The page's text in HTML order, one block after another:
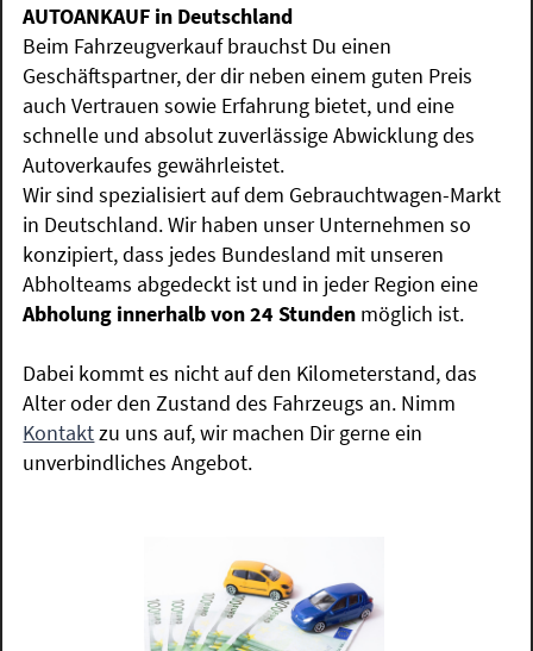
AUTOANKAUF in Deutschland
Beim Fahrzeugverkauf brauchst Du einen
Geschäftspartner, der dir neben einem guten Preis
auch Vertrauen sowie Erfahrung bietet, und eine
schnelle und absolut zuverlässige Abwicklung des
Autoverkaufes gewährleistet.
Wir sind spezialisiert auf dem Gebrauchtwagen-Markt
in Deutschland. Wir haben unser Unternehmen so
konzipiert, dass jedes Bundesland mit unseren
Abholteams abgedeckt ist und in jeder Region eine
Abholung innerhalb von 24 Stunden möglich ist.
Dabei kommt es nicht auf den Kilometerstand, das
Alter oder den Zustand des Fahrzeugs an. Nimm
Kontaktzu uns auf, wir machen Dir gerne ein
unverbindliches Angebot.